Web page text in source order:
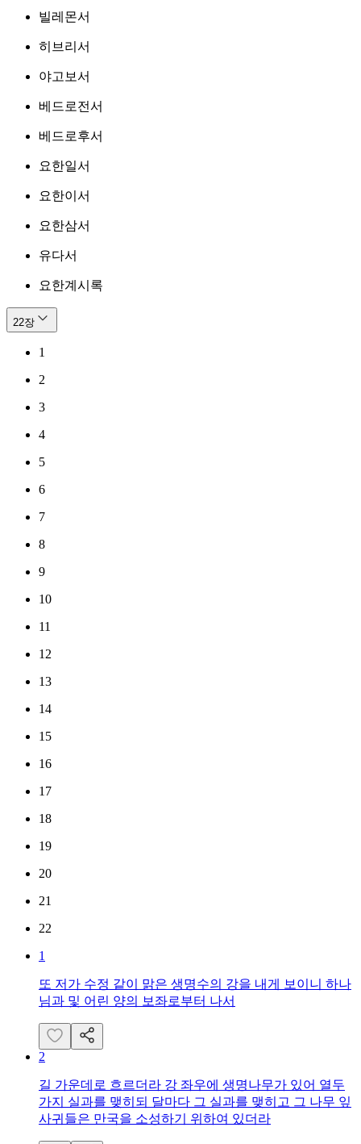
빌레몬서
히브리서
야고보서
베드로전서
베드로후서
요한일서
요한이서
요한삼서
유다서
요한계시록
22장
1
2
3
4
5
6
7
8
9
10
11
12
13
14
15
16
17
18
19
20
21
22
1
또 저가 수정 같이 맑은 생명수의 강을 내게 보이니 하나
님과 및 어린 양의 보좌로부터 나서
2
길 가운데로 흐르더라 강 좌우에 생명나무가 있어 열두
가지 실과를 맺히되 달마다 그 실과를 맺히고 그 나무 잎
사귀들은 만국을 소성하기 위하여 있더라